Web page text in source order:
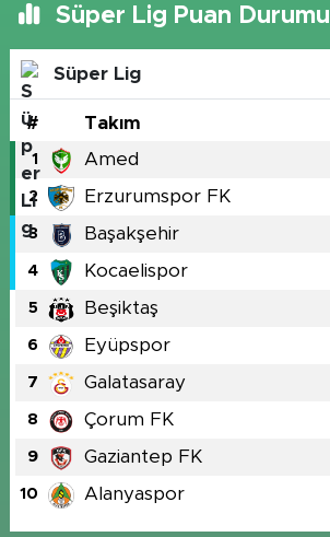
Süper Lig Puan Durumu
Süper Lig
# Takım
1 Amed
2 Erzurumspor FK
3 Başakşehir
4 Kocaelispor
5 Beşiktaş
6 Eyüpspor
7 Galatasaray
8 Çorum FK
9 Gaziantep FK
10 Alanyaspor